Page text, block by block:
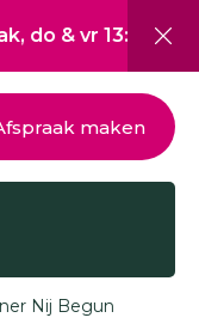
tot 17:00, za
maken
Nij Begun